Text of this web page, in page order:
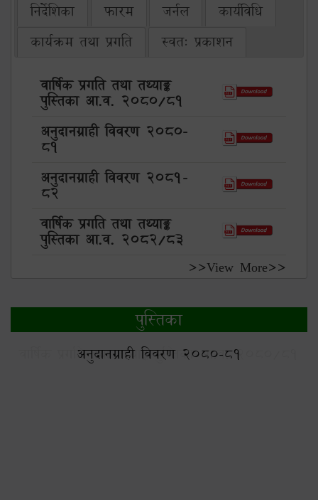
निर्देशिका
फारम जर्नल
कार्यविधि
कार्यक्रम तथा प्रगति
स्वत: प्रकाशन
वार्षिक प्रगति तथा तथ्याङ्क
पुस्तिका आ.व. 2080/81
अनुदानग्राही विवरण 2080-
81
अनुदानग्राही विवरण 2081-
82
वार्षिक प्रगति तथा तथ्याङ्क
पुस्तिका आ.व. 2082/83
>>View More>>
पुस्तिका
अनुदानग्राही विवरण 2080-81